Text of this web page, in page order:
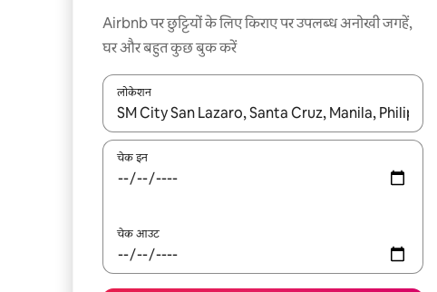
Airbnb पर छुट्टियों के लिए किराए पर उपलब्ध अनोखी जगहें,
घर और बहुत कुछ बुक करें
लोकेशन
नतीजों के उपलब्ध होने पर, अप और डाउन 'ऐरो की' का इस्तेमाल
चेक इन
चेक आउट